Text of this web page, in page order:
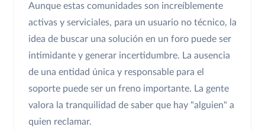
Aunque estas comunidades son increíblemente
activas y serviciales, para un usuario no técnico, la
idea de buscar una solución en un foro puede ser
intimidante y generar incertidumbre. La ausencia
de una entidad única y responsable para el
soporte puede ser un freno importante. La gente
valora la tranquilidad de saber que hay "alguien" a
quien reclamar.